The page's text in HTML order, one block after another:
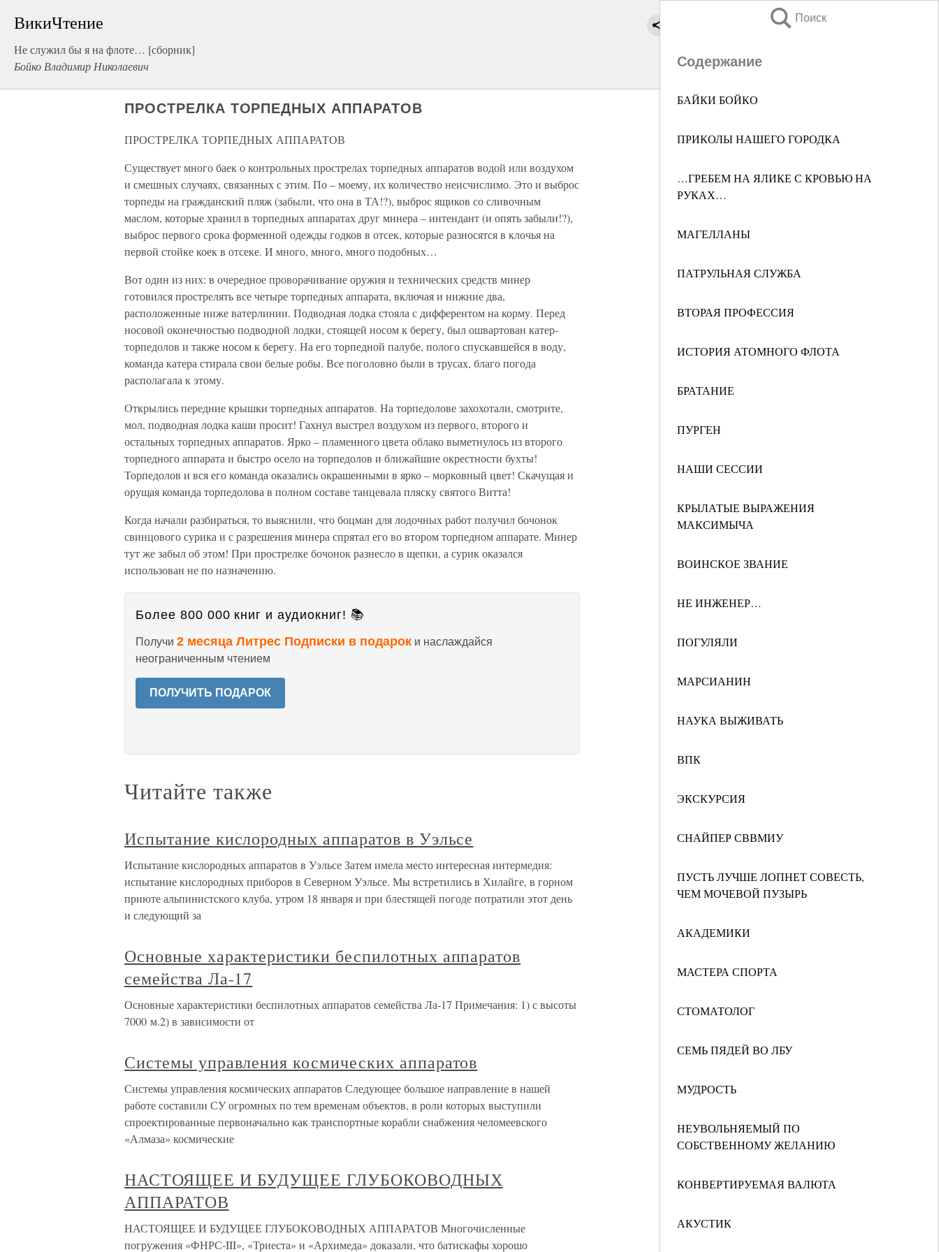
ВикиЧтение
Не служил бы я на флоте… [сборник]
Бойко Владимир Николаевич
Поиск
Содержание
БАЙКИ БОЙКО
ПРИКОЛЫ НАШЕГО ГОРОДКА
…ГРЕБЕМ НА ЯЛИКЕ С КРОВЬЮ НА
РУКАХ…
МАГЕЛЛАНЫ
ПАТРУЛЬНАЯ СЛУЖБА
ВТОРАЯ ПРОФЕССИЯ
ИСТОРИЯ АТОМНОГО ФЛОТА
БРАТАНИЕ
ПУРГЕН
НАШИ СЕССИИ
КРЫЛАТЫЕ ВЫРАЖЕНИЯ
МАКСИМЫЧА
ВОИНСКОЕ ЗВАНИЕ
НЕ ИНЖЕНЕР…
ПОГУЛЯЛИ
МАРСИАНИН
НАУКА ВЫЖИВАТЬ
ВПК
ЭКСКУРСИЯ
СНАЙПЕР СВВМИУ
ПУСТЬ ЛУЧШЕ ЛОПНЕТ СОВЕСТЬ,
ЧЕМ МОЧЕВОЙ ПУЗЫРЬ
АКАДЕМИКИ
МАСТЕРА СПОРТА
СТОМАТОЛОГ
СЕМЬ ПЯДЕЙ ВО ЛБУ
МУДРОСТЬ
НЕУВОЛЬНЯЕМЫЙ ПО
СОБСТВЕННОМУ ЖЕЛАНИЮ
КОНВЕРТИРУЕМАЯ ВАЛЮТА
АКУСТИК
ПРОСТРЕЛКА ТОРПЕДНЫХ АППАРАТОВ
ПРОСТРЕЛКА ТОРПЕДНЫХ АППАРАТОВ
Существует много баек о контрольных прострелах торпедных аппаратов водой или воздухом
и смешных случаях, связанных с этим. По – моему, их количество неисчислимо. Это и выброс
торпеды на гражданский пляж (забыли, что она в ТА!?), выброс ящиков со сливочным
маслом, которые хранил в торпедных аппаратах друг минера – интендант (и опять забыли!?),
выброс первого срока форменной одежды годков в отсек, которые разносятся в клочья на
первой стойке коек в отсеке. И много, много, много подобных…
Вот один из них: в очередное проворачивание оружия и технических средств минер
готовился прострелять все четыре торпедных аппарата, включая и нижние два,
расположенные ниже ватерлинии. Подводная лодка стояла с дифферентом на корму. Перед
носовой оконечностью подводной лодки, стоящей носом к берегу, был ошвартован катер-
торпедолов и также носом к берегу. На его торпедной палубе, полого спускавшейся в воду,
команда катера стирала свои белые робы. Все поголовно были в трусах, благо погода
располагала к этому.
Открылись передние крышки торпедных аппаратов. На торпедолове захохотали, смотрите,
мол, подводная лодка каши просит! Гахнул выстрел воздухом из первого, второго и
остальных торпедных аппаратов. Ярко – пламенного цвета облако выметнулось из второго
торпедного аппарата и быстро осело на торпедолов и ближайшие окрестности бухты!
Торпедолов и вся его команда оказались окрашенными в ярко – морковный цвет! Скачущая и
орущая команда торпедолова в полном составе танцевала пляску святого Витта!
Когда начали разбираться, то выяснили, что боцман для лодочных работ получил бочонок
свинцового сурика и с разрешения минера спрятал его во втором торпедном аппарате. Минер
тут же забыл об этом! При прострелке бочонок разнесло в щепки, а сурик оказался
использован не по назначению.
Более 800 000 книг и аудиокниг! 📚
Получи 2 месяца Литрес Подписки в подарок и наслаждайся
неограниченным чтением
ПОЛУЧИТЬ ПОДАРОК
Читайте также
Испытание кислородных аппаратов в Уэльсе
Испытание кислородных аппаратов в Уэльсе Затем имела место интересная интермедия:
испытание кислородных приборов в Северном Уэльсе. Мы встретились в Хилайге, в горном
приюте альпинистского клуба, утром 18 января и при блестящей погоде потратили этот день
и следующий за
Основные характеристики беспилотных аппаратов
семейства Ла-17
Основные характеристики беспилотных аппаратов семейства Ла-17 Примечания: 1) с высоты
7000 м.2) в зависимости от
Системы управления космических аппаратов
Системы управления космических аппаратов Следующее большое направление в нашей
работе составили СУ огромных по тем временам объектов, в роли которых выступили
спроектированные первоначально как транспортные корабли снабжения челомеевского
«Алмаза» космические
НАСТОЯЩЕЕ И БУДУЩЕЕ ГЛУБОКОВОДНЫХ
АППАРАТОВ
НАСТОЯЩЕЕ И БУДУЩЕЕ ГЛУБОКОВОДНЫХ АППАРАТОВ Многочисленные
погружения «ФНРС-III», «Триеста» и «Архимеда» доказали, что батискафы хорошо